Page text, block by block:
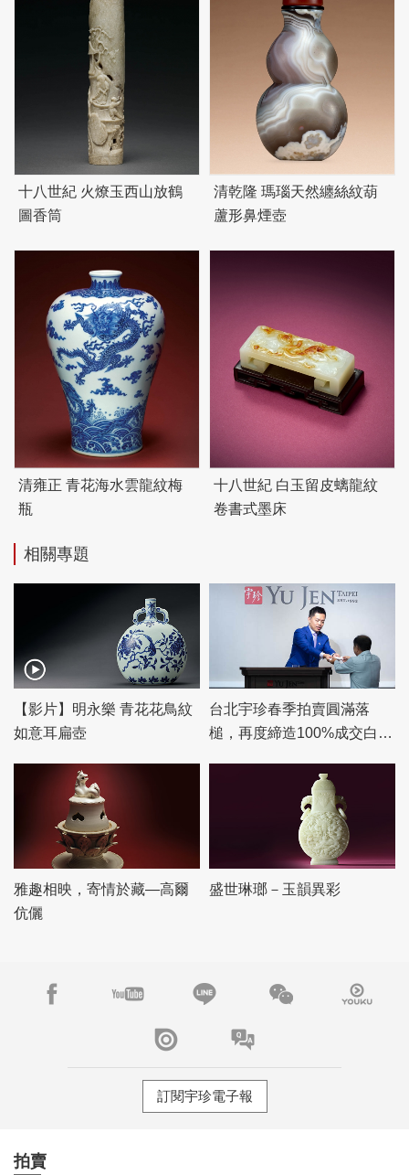
十八世紀 火燎玉西山放鶴
圖香筒
清乾隆 瑪瑙天然纏絲紋葫
蘆形鼻煙壺
清雍正 青花海水雲龍紋梅
瓶
十八世紀 白玉留皮螭龍紋
卷書式墨床
相關專題
【影片】明永樂 青花花鳥紋
如意耳扁壺
台北宇珍春季拍賣圓滿落
槌，再度締造100%成交白手
雅趣相映，寄情於藏—高爾
伉儷
盛世琳瑯－玉韻異彩
訂閱宇珍電子報
拍賣